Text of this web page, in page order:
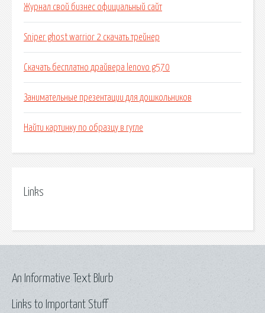
Журнал свой бизнес официальный сайт
Sniper ghost warrior 2 скачать трейнер
Скачать бесплатно драйвера lenovo g570
Занимательные презентации для дошкольников
Найти картинку по образцу в гугле
Links
Links to Important Stuff
An Informative Text Blurb